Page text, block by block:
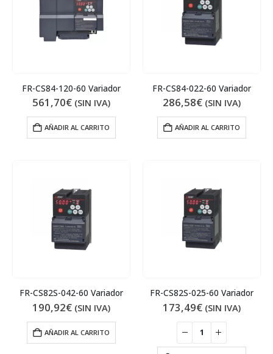
FR-CS84-120-60 Variador
561,70€ (SIN IVA)
AÑADIR AL CARRITO
FR-CS84-022-60 Variador
286,58€ (SIN IVA)
AÑADIR AL CARRITO
FR-CS82S-042-60 Variador
190,92€ (SIN IVA)
AÑADIR AL CARRITO
FR-CS82S-025-60 Variador
173,49€ (SIN IVA)